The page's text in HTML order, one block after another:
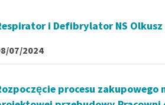
i Defibrylator NS Olkusz
07/2024
procesu